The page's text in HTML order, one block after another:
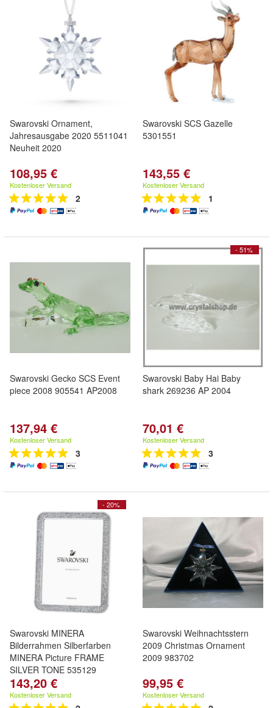
Swarovski Ornament,
Jahresausgabe 2020 5511041
Neuheit 2020
108,95 €
Kostenloser Versand
2
Swarovski SCS Gazelle
5301551
143,55 €
Kostenloser Versand
1
Swarovski Gecko SCS Event
piece 2008 905541 AP2008
137,94 €
Kostenloser Versand
3
- 51%
Swarovski Baby Hai Baby
shark 269236 AP 2004
70,01 €
Kostenloser Versand
3
- 20%
Swarovski MINERA
Bilderrahmen Silberfarben
MINERA Picture FRAME
SILVER TONE 535129
143,20 €
Kostenloser Versand
Swarovski Weihnachtsstern
2009 Christmas Ornament
2009 983702
99,95 €
Kostenloser Versand